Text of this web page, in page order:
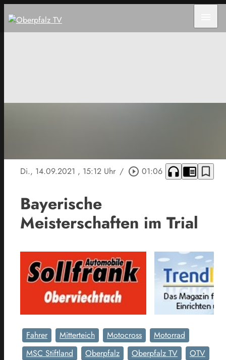
Di., 14.09.2021 , 15:12 Uhr / play_circle_outline 01:06 headphones chrome_reader_mode bookmark_border
Bayerische
Meisterschaften im Trial
Fahrer Mitterteich Motocross
Motorrad
MSC Stiftland
Oberpfalz Oberpfalz TV
OTV